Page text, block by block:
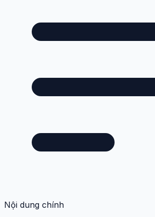
Nội dung chính